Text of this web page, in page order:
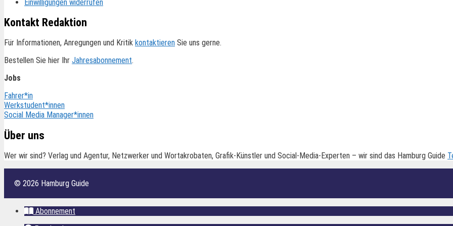
Einwilligungen widerrufen
Kontakt Redaktion
Für Informationen, Anregungen und Kritik kontaktieren Sie uns gerne.
Bestellen Sie hier Ihr Jahresabonnement.
Jobs
Fahrer*in
Werkstudent*innen
Social Media Manager*innen
Über uns
Wer wir sind? Verlag und Agentur, Netzwerker und Wortakrobaten, Grafik-Künstler und Social-Media-Experten – wir sind das Hamburg Guide
© 2026 Hamburg Guide
Abonnement